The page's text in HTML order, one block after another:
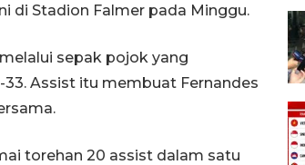
di Stadion Falmer pada Minggu.
sepak pojok yang
Assist itu membuat Fernandes
torehan 20 assist dalam satu